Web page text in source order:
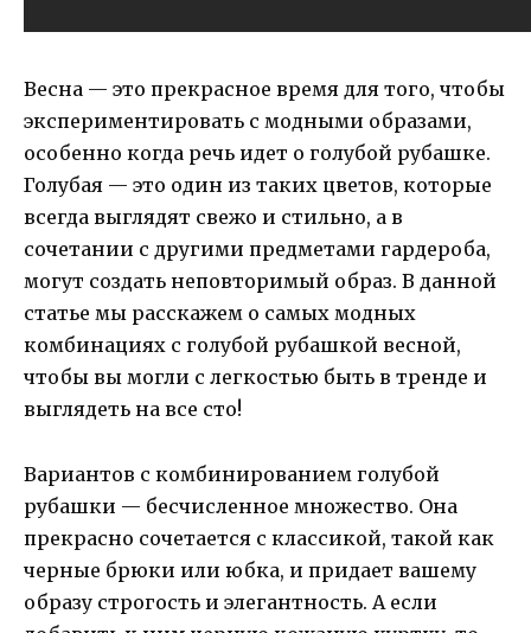
Весна — это прекрасное время для того, чтобы
экспериментировать с модными образами,
особенно когда речь идет о голубой рубашке.
Голубая — это один из таких цветов, которые
всегда выглядят свежо и стильно, а в
сочетании с другими предметами гардероба,
могут создать неповторимый образ. В данной
статье мы расскажем о самых модных
комбинациях с голубой рубашкой весной,
чтобы вы могли с легкостью быть в тренде и
выглядеть на все сто!
Вариантов с комбинированием голубой
рубашки — бесчисленное множество. Она
прекрасно сочетается с классикой, такой как
черные брюки или юбка, и придает вашему
образу строгость и элегантность. А если